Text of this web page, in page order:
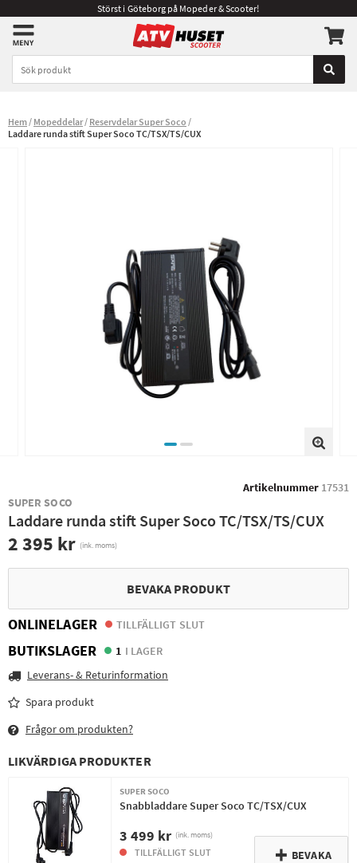
Störst i Göteborg på Mopeder & Scooter!
Hem Mopeddelar Reservdelar Super Soco
Laddare runda stift Super Soco TC/TSX/TS/CUX
Artikelnummer 17531
SUPER SOCO
Laddare runda stift Super Soco TC/TSX/TS/CUX
2 395 kr (ink. moms)
BEVAKA PRODUKT
ONLINELAGER TILLFÄLLIGT SLUT
BUTIKSLAGER 1 I LAGER
Leverans- & Returinformation
Spara produkt
Frågor om produkten?
LIKVÄRDIGA PRODUKTER
SUPER SOCO
Snabbladdare Super Soco TC/TSX/CUX
3 499 kr (ink. moms)
TILLFÄLLIGT SLUT BEVAKA